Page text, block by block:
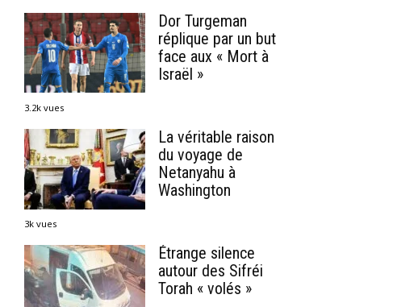
Dor Turgeman
réplique par un but
face aux « Mort à
Israël »
3.2k vues
La véritable raison
du voyage de
Netanyahu à
Washington
3k vues
Étrange silence
autour des Sifréi
Torah « volés »